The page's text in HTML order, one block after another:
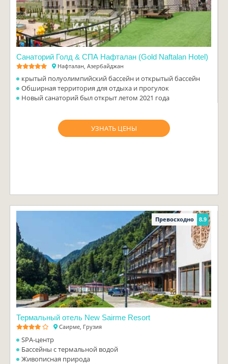
Санаторий Голд & СПА Нафталан (Gold Naftalan Hotel)
Нафталан, Азербайджан
крытый полуолимпийский бассейн и открытый бассейн
Обширная территория для отдыха и прогулок
Новый санаторий был открыт летом 2021 года
УЗНАТЬ ЦЕНЫ
Превосходно 8.9
Термальный отель New Sairme Resort
Саирме, Грузия
SPA-центр
Бассейны с термальной водой
Живописная природа